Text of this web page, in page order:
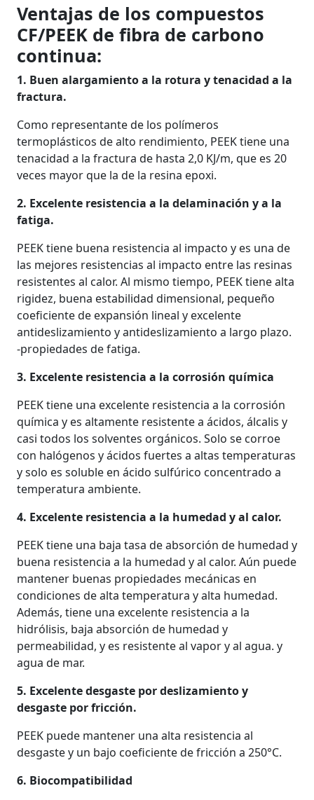
Ventajas de los compuestos
CF/PEEK de fibra de carbono
continua:
1. Buen alargamiento a la rotura y tenacidad a la
fractura.
Como representante de los polímeros
termoplásticos de alto rendimiento, PEEK tiene una
tenacidad a la fractura de hasta 2,0 KJ/m, que es 20
veces mayor que la de la resina epoxi.
2. Excelente resistencia a la delaminación y a la
fatiga.
PEEK tiene buena resistencia al impacto y es una de
las mejores resistencias al impacto entre las resinas
resistentes al calor. Al mismo tiempo, PEEK tiene alta
rigidez, buena estabilidad dimensional, pequeño
coeficiente de expansión lineal y excelente
antideslizamiento y antideslizamiento a largo plazo.
-propiedades de fatiga.
3. Excelente resistencia a la corrosión química
PEEK tiene una excelente resistencia a la corrosión
química y es altamente resistente a ácidos, álcalis y
casi todos los solventes orgánicos. Solo se corroe
con halógenos y ácidos fuertes a altas temperaturas
y solo es soluble en ácido sulfúrico concentrado a
temperatura ambiente.
4. Excelente resistencia a la humedad y al calor.
PEEK tiene una baja tasa de absorción de humedad y
buena resistencia a la humedad y al calor. Aún puede
mantener buenas propiedades mecánicas en
condiciones de alta temperatura y alta humedad.
Además, tiene una excelente resistencia a la
hidrólisis, baja absorción de humedad y
permeabilidad, y es resistente al vapor y al agua. y
agua de mar.
5. Excelente desgaste por deslizamiento y
desgaste por fricción.
PEEK puede mantener una alta resistencia al
desgaste y un bajo coeficiente de fricción a 250°C.
6. Biocompatibilidad